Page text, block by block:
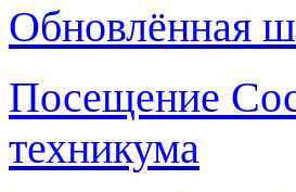
Обновлённая
Посещение
техникума